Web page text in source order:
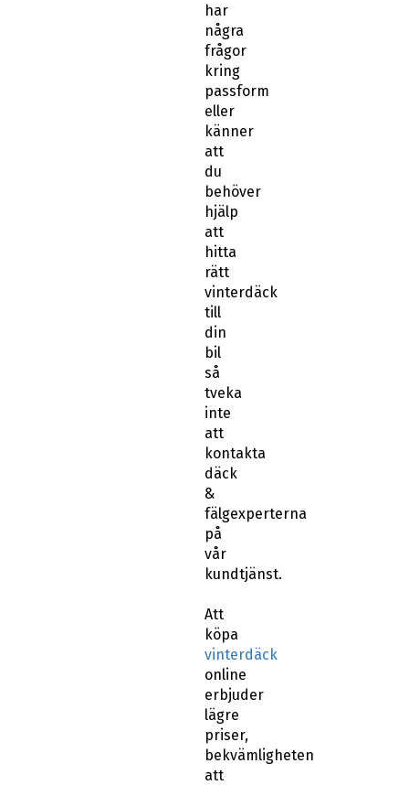
har
några
frågor
kring
passform
eller
känner
att
du
behöver
hjälp
att
hitta
rätt
vinterdäck
till
din
bil
så
tveka
inte
att
kontakta
däck
&
fälgexperterna
på
vår
kundtjänst.
Att
köpa
vinterdäck
online
erbjuder
lägre
priser,
bekvämligheten
att